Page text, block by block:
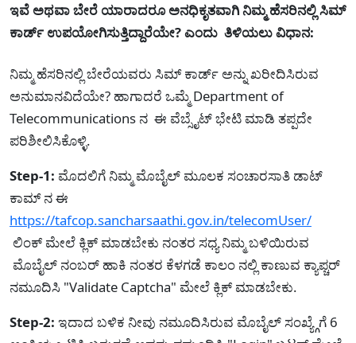
ಇವೆ ಅಥವಾ ಬೇರೆ ಯಾರಾದರೂ ಅನಧಿಕೃತವಾಗಿ ನಿಮ್ಮ ಹೆಸರಿನಲ್ಲಿ ಸಿಮ್
ಕಾರ್ಡ್ ಉಪಯೋಗಿಸುತ್ತಿದ್ದಾರೆಯೇ? ಎಂದು ತಿಳಿಯಲು ವಿಧಾನ:
ನಿಮ್ಮ ಹೆಸರಿನಲ್ಲಿ ಬೇರೆಯವರು ಸಿಮ್ ಕಾರ್ಡ್ ಅನ್ನು ಖರೀದಿಸಿರುವ
ಅನುಮಾನವಿದೆಯೇ? ಹಾಗಾದರೆ ಒಮ್ಮೆ Department of
Telecommunications ನ ಈ ವೆಬ್ಸೈಟ್ ಭೇಟಿ ಮಾಡಿ ತಪ್ಪದೇ
ಪರಿಶೀಲಿಸಿಕೊಳ್ಳಿ.
Step-1: ಮೊದಲಿಗೆ ನಿಮ್ಮ ಮೊಬೈಲ್ ಮೂಲಕ ಸಂಚಾರಸಾತಿ ಡಾಟ್
ಕಾಮ್ ನ ಈ
https://tafcop.sancharsaathi.gov.in/telecomUser/
ಲಿಂಕ್ ಮೇಲೆ ಕ್ಲಿಕ್ ಮಾಡಬೇಕು ನಂತರ ಸಧ್ಯ ನಿಮ್ಮ ಬಳಿಯಿರುವ
ಮೊಬೈಲ್ ನಂಬರ್ ಹಾಕಿ ನಂತರ ಕೆಳಗಡೆ ಕಾಲಂ ನಲ್ಲಿ ಕಾಣುವ ಕ್ಯಾಪ್ಚರ್
ನಮೂದಿಸಿ "Validate Captcha" ಮೇಲೆ ಕ್ಲಿಕ್ ಮಾಡಬೇಕು.
Step-2: ಇದಾದ ಬಳಿಕ ನೀವು ನಮೂದಿಸಿರುವ ಮೊಬೈಲ್ ಸಂಖ್ಯ್ಗೆಗೆ 6